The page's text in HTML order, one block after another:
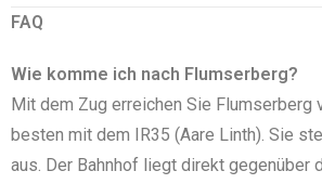
FAQ
Wie komme ich nach Flumserberg?
Mit dem Zug erreichen Sie Flumserberg
besten mit dem IR35 (Aare Linth). Sie
aus. Der Bahnhof liegt direkt gegenüber